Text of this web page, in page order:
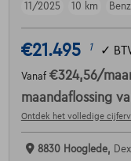
11/2025
10 km
€21.495 1 ✓
Vanaf €324,56/
maandaflossing
Ontdek het volledige
8830 Hooglede,